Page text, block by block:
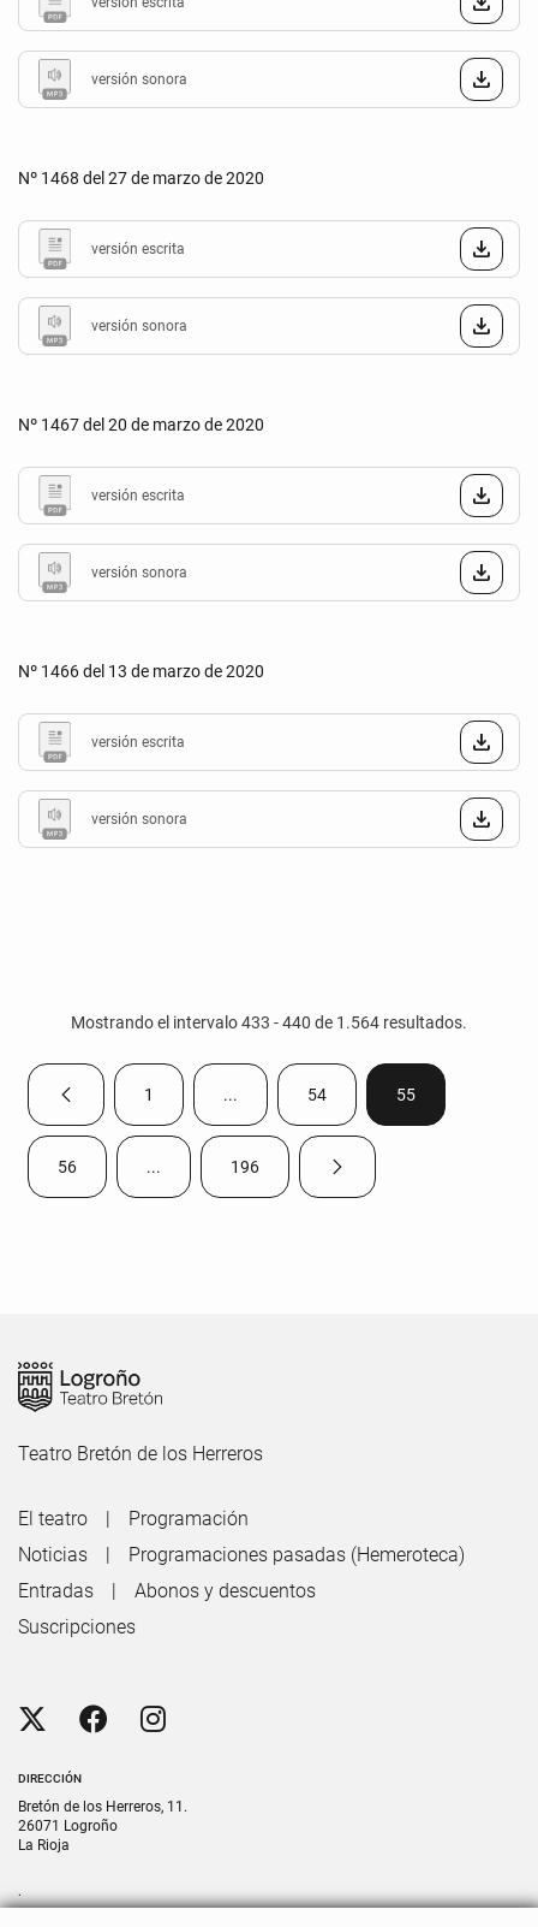
versión sonora
Nº 1468 del 27 de marzo de 2020
versión escrita
versión sonora
Nº 1467 del 20 de marzo de 2020
versión escrita
versión sonora
Nº 1466 del 13 de marzo de 2020
versión escrita
versión sonora
Mostrando el intervalo 433 - 440 de 1.564 resultados.
Página anteriorPágina
1 ...Páginas intermedias Use TAB para
Página
54 Página
55
Página
56 ...Páginas intermedias Use TAB para desplazarse.
Página
196 Página siguiente
Teatro Bretón de los Herreros
DIRECCIÓN
Bretón de los Herreros, 11.
26071 Logroño
La Rioja
.
El teatro
Programación
Noticias
Programaciones pasadas (Hemeroteca)
Entradas
Abonos y descuentos
Suscripciones